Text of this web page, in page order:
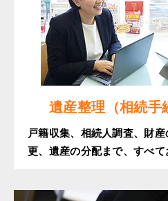
遺産整理（相続手
戸籍収集、相続人調査、財
更、遺産の分配まで、すべて